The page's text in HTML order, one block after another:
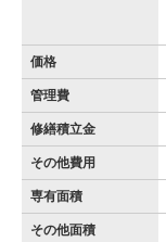
価格
管理費
修繕積立金
その他費用
専有面積
その他面積